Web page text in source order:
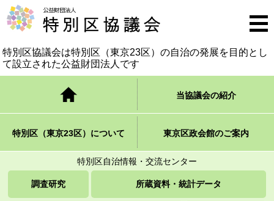
公益財団法人 特別区協議会
特別区協議会は特別区（東京23区）の自治の発展を 目的とし
て設立された公益財団法人です
メニ
ュー
トップページ 当協議会の紹介
特別区（東京23区）について 東京区政会館のご案内
特別区自治情報・交流センター
調査研究 所蔵資料・統計データ